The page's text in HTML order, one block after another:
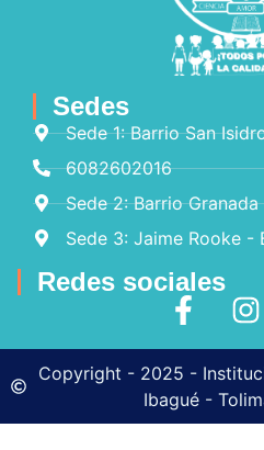
Sedes
Sede 1: Barrio San
6082602016
Sede 2: Barrio Granada
Sede 3: Jaime Rooke -
Redes sociales
Copyright - 2025 -
Ibagué -